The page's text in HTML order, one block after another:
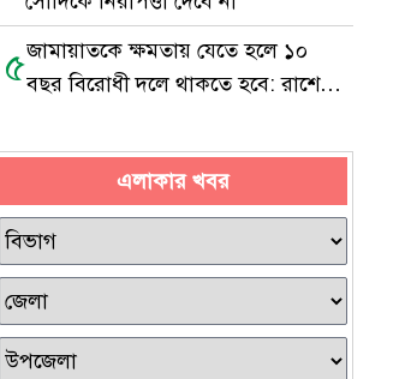
৫জামায়াতকে ক্ষমতায় যেতে হলে ১০
বছর বিরোধী দলে থাকতে হবে: রাশেদ
এলাকার খবর